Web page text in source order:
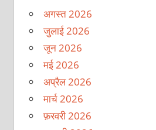
अगस्त 2026
जुलाई 2026
जून 2026
मई 2026
अप्रैल 2026
मार्च 2026
फ़रवरी 2026